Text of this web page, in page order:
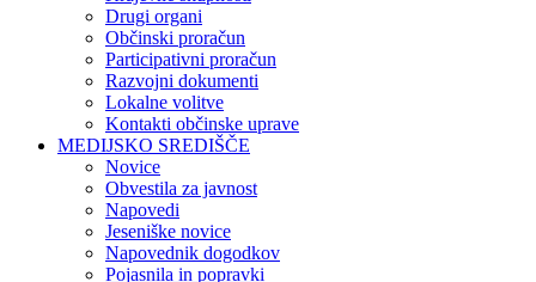
Drugi organi
Občinski proračun
Participativni proračun
Razvojni dokumenti
Lokalne volitve
Kontakti občinske uprave
MEDIJSKO SREDIŠČE
Novice
Obvestila za javnost
Napovedi
Jeseniške novice
Napovednik dogodkov
Pojasnila in popravki